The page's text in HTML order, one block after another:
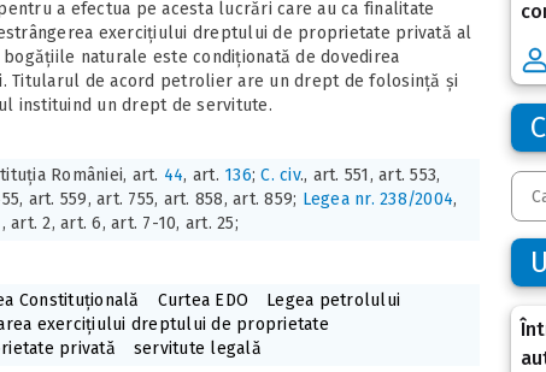
a efectua pe acesta lucrări care au ca finalitate
exercițiului dreptului de proprietate privată al
naturale este condiționată de dovedirea
Titularul de acord petrolier are un drept de folosință și
instituind un drept de servitute.
României, art. 44, art. 136;C. civ., art. 551, art. 553,
art. 559, art. 755, art. 858, art. 859; Legea nr. 238/2004,
art. 2, art. 6, art. 7-10, art. 25;
Constituțională Curtea EDO
Legea petrolului
exercițiului dreptului de proprietate
privată
servitute legală